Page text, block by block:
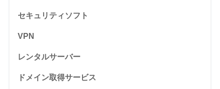
セキュリティソフト
VPN
レンタルサーバー
ドメイン取得サービス